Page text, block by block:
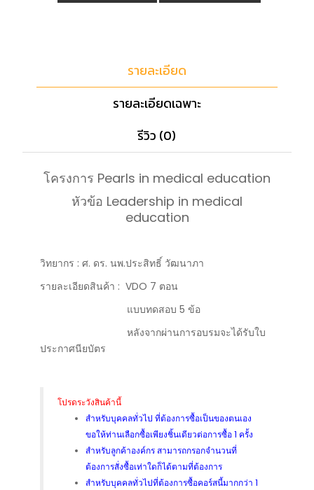
รายละเอียด
รายละเอียดเฉพาะ
รีวิว (0)
โครงการ Pearls in medical education
หัวข้อ Leadership in medical
education
วิทยากร : ศ. ดร. นพ.ประสิทธิ์ วัฒนาภา
รายละเอียดสินค้า : VDO 7 ตอน
แบบทดสอบ 5 ข้อ
หลังจากผ่านการอบรมจะได้รับใบ
ประกาศนียบัตร
โปรดระวังสินค้านี้
สำหรับบุคคลทั่วไป ที่ต้องการซื้อเป็นของตนเอง
ขอให้ท่านเลือกซื้อเพียงชิ้นเดียวต่อการซื้อ 1 ครั้ง
สำหรับลูกค้าองค์กร สามารถกรอกจำนวนที่
ต้องการสั่งซื้อเท่าใดก็ได้ตามที่ต้องการ
สำหรับบุคคลทั่วไปที่ต้องการซื้อคอร์สนี้มากกว่า 1